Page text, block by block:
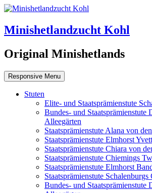
Minishetlandzucht Kohl
Original Minishetlands
Responsive Menu
Stuten
Elite- und Staatsprämienstute
Bundes- und Staatsprämienstute
Alleegärten
Staatsprämienstute Alana von
Staatsprämienstute Elmhorst
Staatsprämienstute Chiara von
Staatsprämienstute Chiemings
Staatsprämienstute Elmhorst
Staatsprämienstute Schalenburgs
Bundes- und Staatsprämienstute